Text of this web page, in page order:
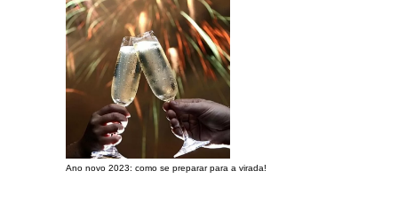
Ano novo 2023: como se preparar para a virada!